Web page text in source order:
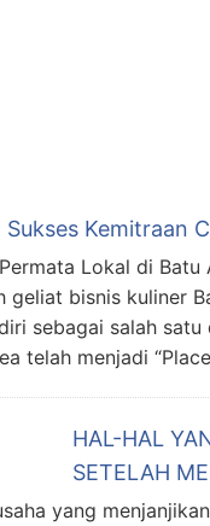
Kemitraan
Lokal di Batu
geliat bisnis kuliner
sebagai salah
telah menjadi
HAL-HAL
SETELAH
yang